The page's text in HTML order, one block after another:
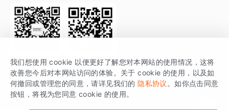
开发者文档
SDK 文档
场景指南
行业活动
关注公众号 获取更多干货
GrowingIO 是专注于数据智能分析与增长的品牌，核心平台为 GrowingIO
分析云。
我们想使用 cookie 以便更好了解您对本网站的使用情况，这将
改善您今后对本网站访问的体验。关于 cookie 的使用，以及如
何撤回或管理您的同意，请详见我们的 隐私协议 。如你点击同意
按钮，将视为您同意 cookie 的使用。